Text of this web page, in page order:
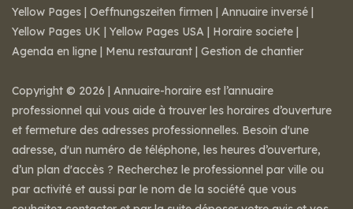
Yellow Pages | Oeffnungszeiten firmen | Annuaire inversé |
Yellow Pages UK | Yellow Pages USA | Horaire societe |
Agenda en ligne | Menu restaurant | Gestion de chantier
Copyright © 2026 | Annuaire-horaire est l’annuaire
professionnel qui vous aide à trouver les horaires d’ouverture
et fermeture des adresses professionnelles. Besoin d'une
adresse, d'un numéro de téléphone, les heures d’ouverture,
d’un plan d'accès ? Recherchez le professionnel par ville ou
par activité et aussi par le nom de la société que vous